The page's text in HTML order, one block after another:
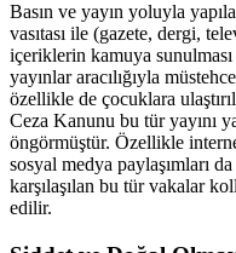
Basın ve yayın yoluyla
vasıtası ile (gazete, dergi,
içeriklerin kamuya
yayınlar aracılığıyla
özellikle de çocuklara
Ceza Kanunu bu tür yayını
öngörmüştür. Özellikle
sosyal medya paylaşımları
karşılaşılan bu tür vakalar
edilir.